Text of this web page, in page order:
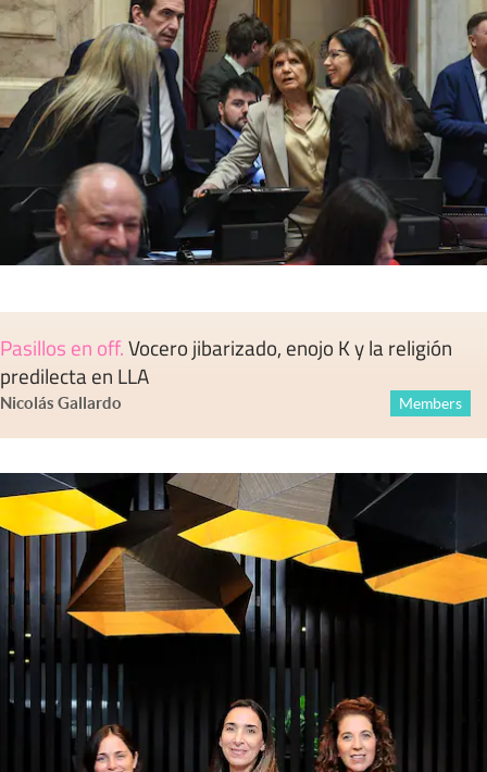
Pasillos en off.Vocero jibarizado, enojo K y la religión
predilecta en LLA
Nicolás Gallardo Members